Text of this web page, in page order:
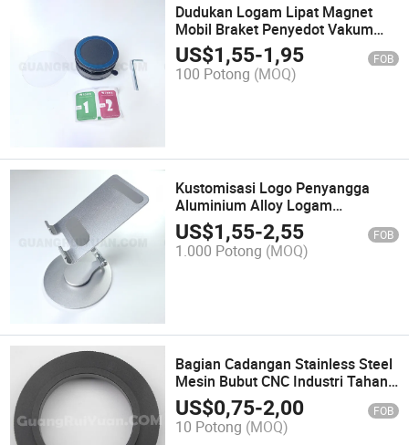
Dudukan Logam Lipat Magnet
Mobil Braket Penyedot Vakum
Pemegang Ponsel
US$1,55-1,95 FOB
100 Potong (MOQ)
Kustomisasi Logo Penyangga
Aluminium Alloy Logam
Penyangga Telefon Pintar
US$1,55-2,55 FOB
1.000 Potong (MOQ)
Bagian Cadangan Stainless Steel
Mesin Bubut CNC Industri Tahan
Lama dan Kuat
US$0,75-2,00 FOB
10 Potong (MOQ)